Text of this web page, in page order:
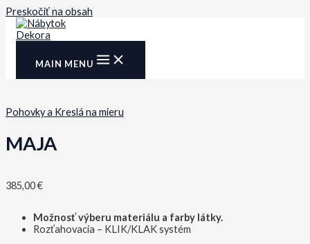
Preskočiť na obsah
MAIN MENU
Pohovky a Kreslá na mieru
MAJA
385,00€
Možnosť výberu materiálu a farby látky.
Rozťahovacia – KLIK/KLAK systém